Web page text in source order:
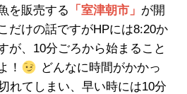
を販売する 「室津朝市」 が開
だけの話ですがHPには8:20か
が、10分ごろから始まること
！
どんなに時間がかかっ
れてしまい、早い時には10分